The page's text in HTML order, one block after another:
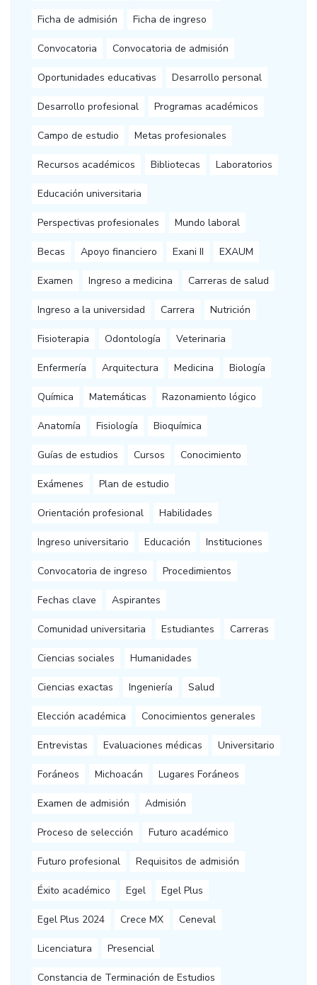
Ficha de admisión Ficha de ingreso
Convocatoria Convocatoria de admisión
Oportunidades educativas Desarrollo personal
Desarrollo profesional Programas académicos
Campo de estudio Metas profesionales
Recursos académicos Bibliotecas Laboratorios
Educación universitaria
Perspectivas profesionales Mundo laboral
Becas Apoyo financiero Exani II EXAUM
Examen Ingreso a medicina Carreras de salud
Ingreso a la universidad Carrera Nutrición
Fisioterapia Odontología Veterinaria
Enfermería Arquitectura Medicina Biología
Química Matemáticas Razonamiento lógico
Anatomía Fisiología Bioquímica
Guías de estudios Cursos Conocimiento
Exámenes Plan de estudio
Orientación profesional Habilidades
Ingreso universitario Educación Instituciones
Convocatoria de ingreso Procedimientos
Fechas clave Aspirantes
Comunidad universitaria Estudiantes Carreras
Ciencias sociales Humanidades
Ciencias exactas Ingeniería Salud
Elección académica Conocimientos generales
Entrevistas Evaluaciones médicas Universitario
Foráneos Michoacán Lugares Foráneos
Examen de admisión Admisión
Proceso de selección Futuro académico
Futuro profesional Requisitos de admisión
Éxito académico Egel Egel Plus
Egel Plus 2024 Crece MX Ceneval
Licenciatura Presencial
Constancia de Terminación de Estudios